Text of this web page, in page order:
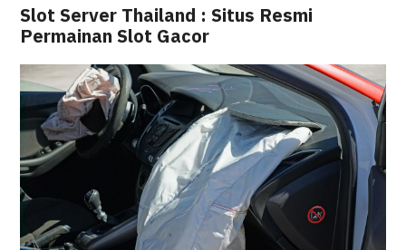
Slot Server Thailand : Situs Resmi
Permainan Slot Gacor